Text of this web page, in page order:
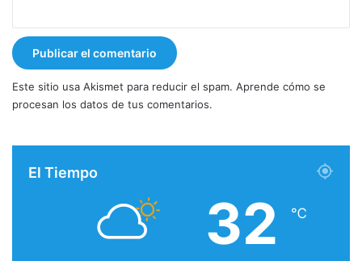
Este sitio usa Akismet para reducir el spam. Aprende cómo se
procesan los datos de tus comentarios.
El Tiempo
32 ℃